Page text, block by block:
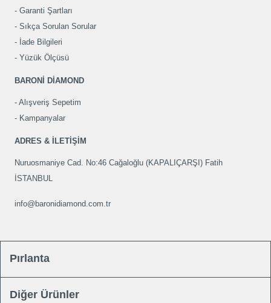
Garanti Şartları
Sıkça Sorulan Sorular
İade Bilgileri
Yüzük Ölçüsü
BARONİ DİAMOND
Alışveriş Sepetim
Kampanyalar
ADRES & İLETİŞİM
Nuruosmaniye Cad. No:46 Cağaloğlu (KAPALIÇARŞI) Fatih
İSTANBUL
info@baronidiamond.com.tr
Pırlanta
Diğer Ürünler